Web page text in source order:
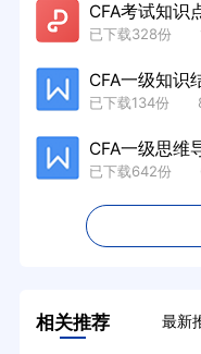
CFA考试知识
已下载328份
CFA一级知识
已下载134份
CFA一级思维
已下载642份
相关推荐 最新